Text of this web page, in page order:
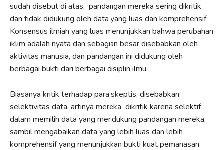
sudah disebut di atas, pandangan mereka sering dikritik
dan tidak didukung oleh data yang luas dan komprehensif.
Konsensus ilmiah yang luas menunjukkan bahwa perubahan
iklim adalah nyata dan sebagian besar disebabkan oleh
aktivitas manusia, dan pandangan ini didukung oleh
berbagai bukti dari berbagai disiplin ilmu.
Biasanya kritik terhadap para skeptis, disebabkan:
selektivitas data, artinya mereka dikritik karena selektif
dalam memilih data yang mendukung pandangan mereka,
sambil mengabaikan data yang lebih luas dan lebih
komprehensif yang menunjukkan bukti kuat pemanasan